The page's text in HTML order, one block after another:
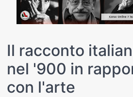
Il racconto
nel '900 in
con l'arte